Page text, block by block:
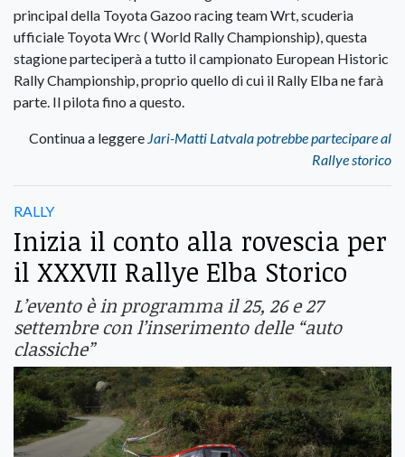
principal della Toyota Gazoo racing team Wrt, scuderia
ufficiale Toyota Wrc ( World Rally Championship), questa
stagione parteciperà a tutto il campionato European Historic
Rally Championship, proprio quello di cui il Rally Elba ne farà
parte. Il pilota fino a questo.
Continua a leggere Jari-Matti Latvala potrebbe partecipare al
Rallye storico
RALLY
Inizia il conto alla rovescia per
il XXXVII Rallye Elba Storico
L’evento è in programma il 25, 26 e 27
settembre con l’inserimento delle “auto
classiche”